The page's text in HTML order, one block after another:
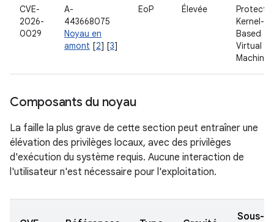
CVE-
2026-
0029
A-
443668075
Noyau en
amont [2] [3]
EoP Élevée
Kernel-
Based
Virtual
Machine
Composants du noyau
La faille la plus grave de cette section peut entraîner une
élévation des privilèges locaux, avec des privilèges
d'exécution du système requis. Aucune interaction de
l'utilisateur n'est nécessaire pour l'exploitation.
Sous-